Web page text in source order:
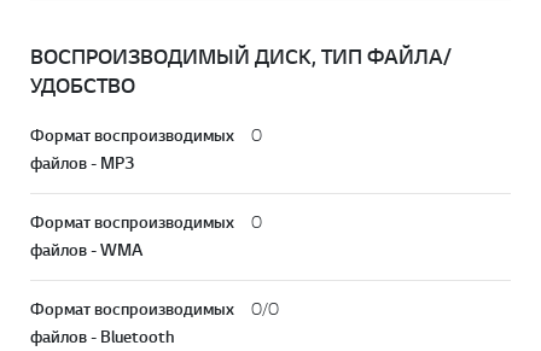
ВОСПРОИЗВОДИМЫЙ ДИСК, ТИП ФАЙЛА/
УДОБСТВО
Формат воспроизводимых
файлов - MP3
O
Формат воспроизводимых
файлов - WMA
O
Формат воспроизводимых
файлов - Bluetooth
O/O